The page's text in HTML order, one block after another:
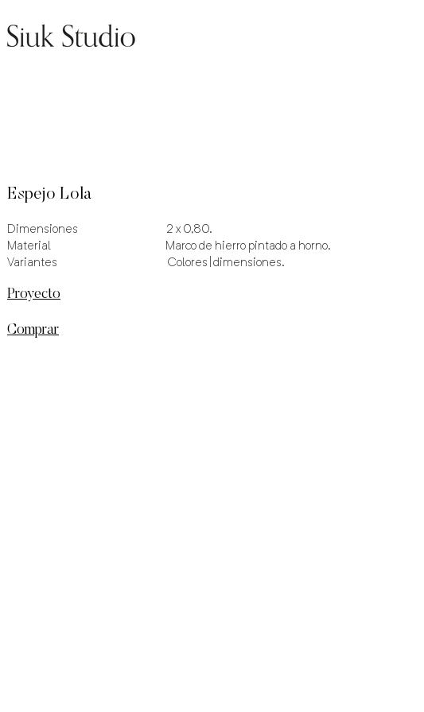
Espejo Lola
Dimensiones 2 x 0,80.
Material Marco de hierro pintado a horno.
Variantes Colores | dimensiones.
Proyecto
Comprar